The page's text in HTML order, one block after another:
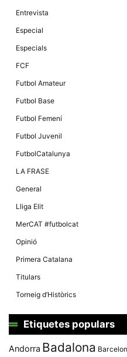
Entrevista
Especial
Especials
FCF
Futbol Amateur
Futbol Base
Futbol Femení
Futbol Juvenil
FutbolCatalunya
LA FRASE
General
Lliga Elit
MerCAT #futbolcat
Opinió
Primera Catalana
Titulars
Torneig d’Històrics
Etiquetes populars
Andorra Badalona